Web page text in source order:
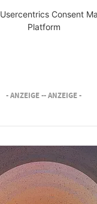
Usercentrics Consent
Platform
- ANZEIGE -- ANZEIGE -